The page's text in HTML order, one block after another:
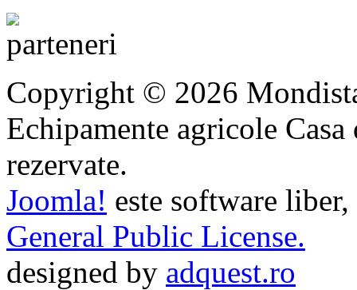
Copyright © 2026
Echipamente agricole
rezervate.
Joomla! este software
General Public License.
designed by adquest.ro